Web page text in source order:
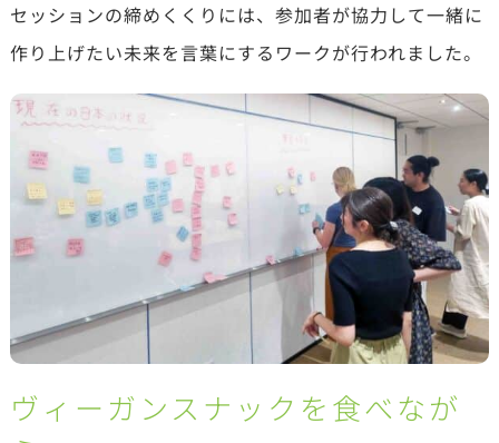
セッションの締めくくりには、参加者が協力して一緒に
作り上げたい未来を言葉にするワークが行われました。
ヴィーガンスナックを食べなが